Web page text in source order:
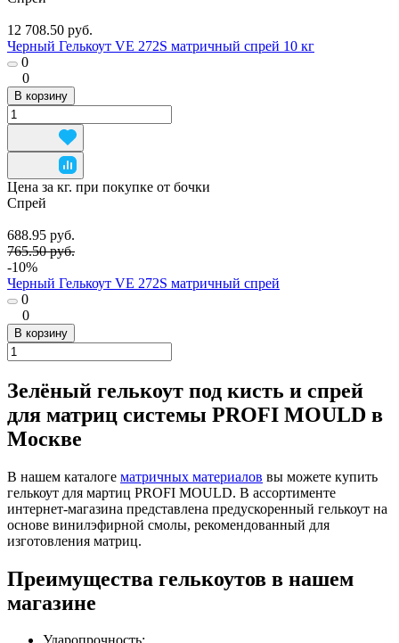
12 708.50 руб.
Черный Гелькоут VE 272S матричный спрей 10 кг
0
0
В корзину
Цена за кг. при покупке от бочки
Спрей
688.95 руб.
765.50 руб.
-10%
Черный Гелькоут VE 272S матричный спрей
0
0
В корзину
Зелёный гелькоут под кисть и спрей
для матриц системы PROFI MOULD в
Москве
В нашем каталоге матричных материалов вы можете купить
гелькоут для мартиц PROFI MOULD. В ассортименте
интернет-магазина представлена предускоренный гелькоут на
основе винилэфирной смолы, рекомендованный для
изготовления матриц.
Преимущества гелькоутов в нашем
магазине